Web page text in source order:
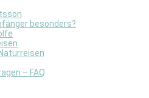
besonders?
– FAQ